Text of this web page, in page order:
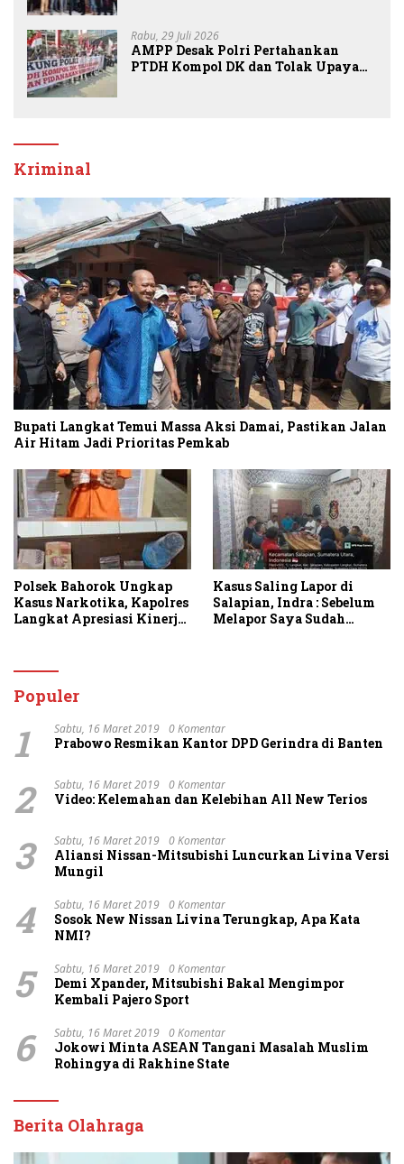
Rabu, 29 Juli 2026
AMPP Desak Polri Pertahankan
PTDH Kompol DK dan Tolak Upaya
Kriminal
Bupati Langkat Temui Massa Aksi Damai, Pastikan Jalan
Air Hitam Jadi Prioritas Pemkab
Polsek Bahorok Ungkap
Kasus Narkotika, Kapolres
Langkat Apresiasi Kinerja
Layanan 110
Kasus Saling Lapor di
Salapian, Indra : Sebelum
Melapor Saya Sudah
Populer
1 Sabtu, 16 Maret 2019 0 Komentar
Prabowo Resmikan Kantor DPD Gerindra di Banten
2 Sabtu, 16 Maret 2019 0 Komentar
Video: Kelemahan dan Kelebihan All New Terios
3 Sabtu, 16 Maret 2019 0 Komentar
Aliansi Nissan-Mitsubishi Luncurkan Livina Versi
Mungil
4 Sabtu, 16 Maret 2019 0 Komentar
Sosok New Nissan Livina Terungkap, Apa Kata
NMI?
5 Sabtu, 16 Maret 2019 0 Komentar
Demi Xpander, Mitsubishi Bakal Mengimpor
Kembali Pajero Sport
6 Sabtu, 16 Maret 2019 0 Komentar
Jokowi Minta ASEAN Tangani Masalah Muslim
Rohingya di Rakhine State
Berita Olahraga